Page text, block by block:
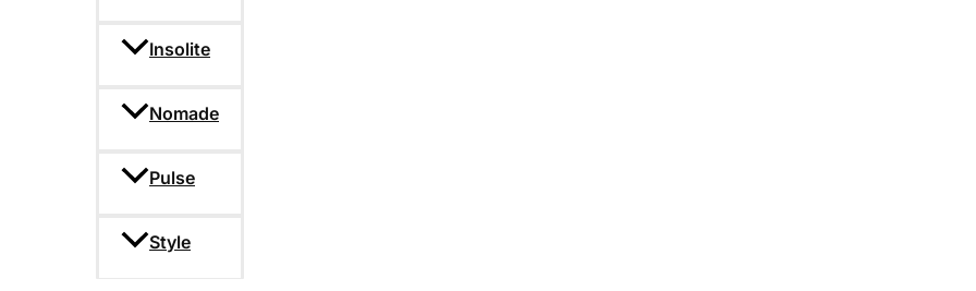
Insolite
Nomade
Pulse
Style